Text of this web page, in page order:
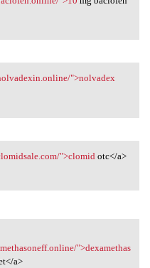
nolvadexin
">nolvadex
clomidsale
">clomidotc</a>
">dexamethas
a>